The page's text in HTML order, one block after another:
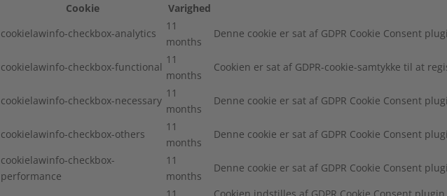
Cookie
Varighed
cookielawinfo-checkbox-analytics
11
months
Denne cookie er sat af GDPR Cookie Consent
cookielawinfo-checkbox-functional
11
months
Cookien er sat af GDPR-cookie-samtykke til at
cookielawinfo-checkbox-necessary
11
months
Denne cookie er sat af GDPR Cookie Consent
cookielawinfo-checkbox-others
11
months
Denne cookie er sat af GDPR Cookie Consent
cookielawinfo-checkbox-
performance
11
months
Denne cookie er sat af GDPR Cookie Consent
11 Cookien indstilles af GDPR Cookie Consent